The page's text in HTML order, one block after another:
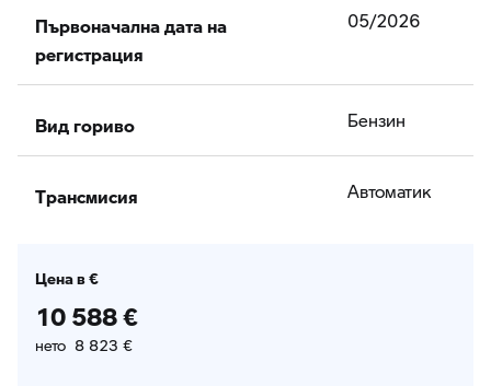
Първоначална дата на
регистрация
05/2026
Вид гориво Бензин
Tрансмисия Автоматик
Цена в €
10 588 €
нето 8 823 €